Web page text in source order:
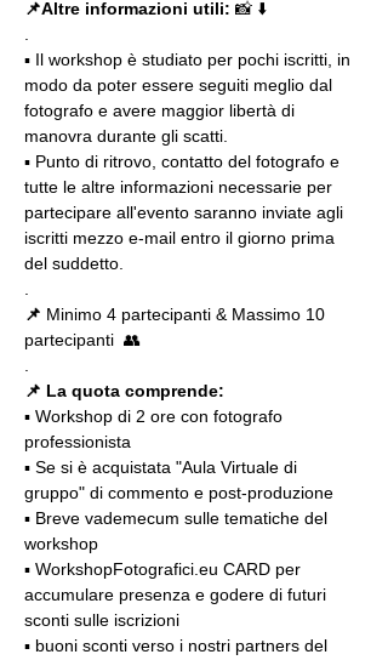
📌Altre informazioni utili: 📸 ⬇️
▪️ Il workshop è studiato per pochi iscritti, in
modo da poter essere seguiti meglio dal
fotografo e avere maggior libertà di
manovra durante gli scatti.
▪️ Punto di ritrovo, contatto del fotografo e
tutte le altre informazioni necessarie per
partecipare all'evento saranno inviate agli
iscritti mezzo e-mail entro il giorno prima
del suddetto.
📌 Minimo 4 partecipanti & Massimo 10
partecipanti  👥
📌 La quota comprende:
▪️ Workshop di 2 ore con fotografo
professionista
▪️ Se si è acquistata "Aula Virtuale di
gruppo" di commento e post-produzione
▪️ Breve vademecum sulle tematiche del
workshop
▪️ WorkshopFotografici.eu CARD per
accumulare presenza e godere di futuri
sconti sulle iscrizioni
▪️ buoni sconti verso i nostri partners del